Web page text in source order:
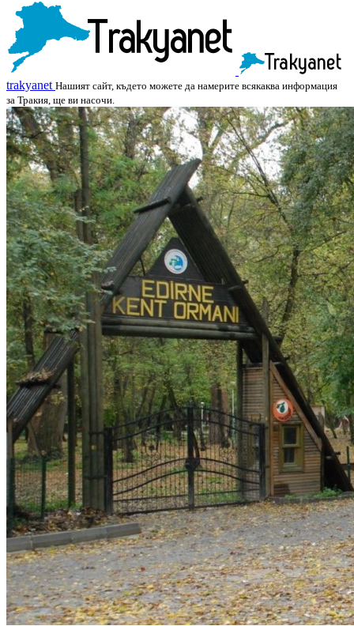
trakyanet Нашият сайт, където можете да намерите всякаква информация
за Тракия, ще ви насочи.